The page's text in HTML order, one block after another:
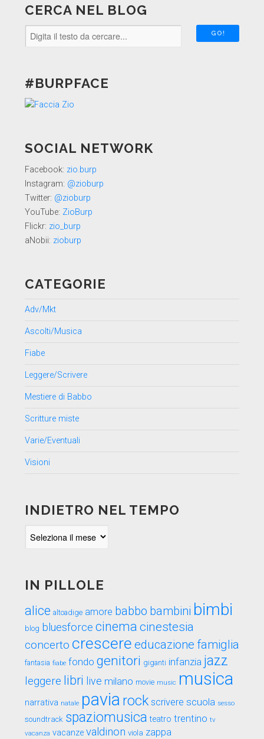
CERCA NEL BLOG
#BURPFACE
SOCIAL NETWORK
Facebook: zio.burp
Instagram: @zioburp
Twitter: @zioburp
YouTube: ZioBurp
Flickr: zio_burp
aNobii: zioburp
CATEGORIE
Adv/Mkt
Ascolti/Musica
Fiabe
Leggere/Scrivere
Mestiere di Babbo
Scritture miste
Varie/Eventuali
Visioni
INDIETRO NEL TEMPO
IN PILLOLE
alice altoadige amore babbo bambini bimbi
blog bluesforce cinema cinestesia
concerto crescere educazione famiglia
fantasia fiabe fondo genitori giganti infanzia jazz
leggere libri live milano movie music musica
narrativa natale pavia rock scrivere scuola sesso
soundtrack spaziomusica teatro trentino tv
vacanza vacanze valdinon viola zappa